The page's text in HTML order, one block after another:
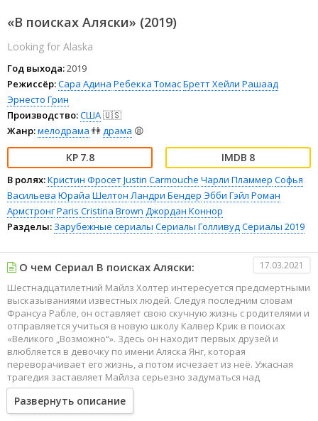
«В поисках Аляски» (2019)
Looking for Alaska
Год выхода:2019
Режиссёр:Сара Адина Ребекка ТомасБретт Хейли Рашаад
Эрнесто Грин
Производство:США🇺🇸
Жанр:мелодрама 👫драма 😫
7.8 8
В ролях:Кристин ФросетJustin Carmouche Чарли Пламмер Софья
Васильева Юрайа Шелтон Ландри Бендер Эбби Гэйл Роман
АрмстронгParis Cristina Brown Джордан Коннор
Разделы: Зарубежные сериалы Сериалы ГолливудСериалы 2019
О чем Сериал В поисках Аляски: 17.03.2021
Шестнадцатилетний Майлз Холтер интересуется предсмертными
высказываниями известных людей. Следуя последним словам
Франсуа Рабле, он оставляет свою скучную жизнь с родителями и
отправляется учиться в новую школу Калвер Крик в поисках
«Великого „Возможно“». Здесь он находит первых друзей и
влюбляется в девочку по имени Аляска Янг, которая
переворачивает его жизнь, а потом исчезает из неё. Ужасная
трагедия заставляет Майлза серьезно задуматься над
вопросами жизни и смерти.
Развернуть описание